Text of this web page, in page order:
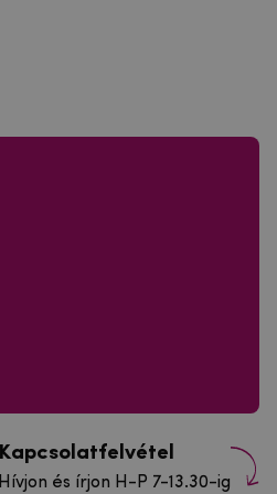
Kapcsolatfelvétel
Hívjon és írjon H-P 7-13.30-ig